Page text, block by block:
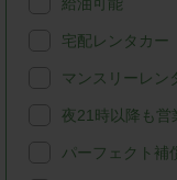
宅配レンタカー
マンスリーレン
夜21時以降も営
パーフェクト補